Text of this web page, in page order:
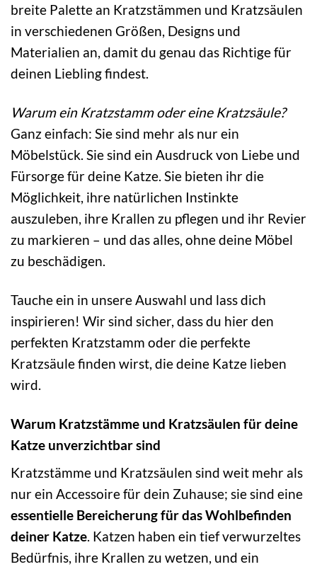
breite Palette an Kratzstämmen und Kratzsäulen
in verschiedenen Größen, Designs und
Materialien an, damit du genau das Richtige für
deinen Liebling findest.
Warum ein Kratzstamm oder eine Kratzsäule?
Ganz einfach: Sie sind mehr als nur ein
Möbelstück. Sie sind ein Ausdruck von Liebe und
Fürsorge für deine Katze. Sie bieten ihr die
Möglichkeit, ihre natürlichen Instinkte
auszuleben, ihre Krallen zu pflegen und ihr Revier
zu markieren – und das alles, ohne deine Möbel
zu beschädigen.
Tauche ein in unsere Auswahl und lass dich
inspirieren! Wir sind sicher, dass du hier den
perfekten Kratzstamm oder die perfekte
Kratzsäule finden wirst, die deine Katze lieben
wird.
Warum Kratzstämme und Kratzsäulen für deine
Katze unverzichtbar sind
Kratzstämme und Kratzsäulen sind weit mehr als
nur ein Accessoire für dein Zuhause; sie sind eine
essentielle Bereicherung für das Wohlbefinden
deiner Katze. Katzen haben ein tief verwurzeltes
Bedürfnis, ihre Krallen zu wetzen, und ein